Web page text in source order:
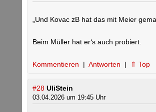
„Und Kovac zB hat das mit Meier
Beim Müller hat er‘s auch probiert.
Kommentieren | Antworten | ⇑ Top
#28 UliStein
03.04.2026 um 19:45 Uhr